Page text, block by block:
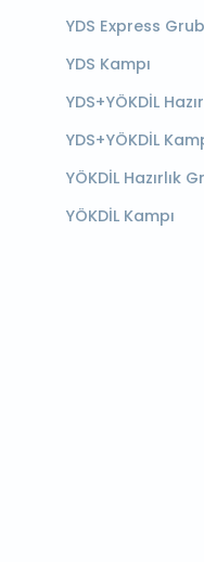
YDS Express
YDS Kampı
YDS+YÖKDİL
YDS+YÖKDİL
YÖKDİL Hazırlık
YÖKDİL Kampı